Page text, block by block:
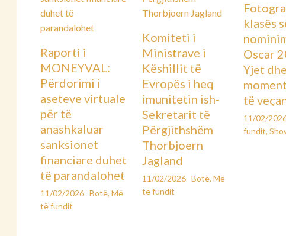
Raporti i
MONEYVAL:
Përdorimi i
aseteve virtuale
për të
anashkaluar
sanksionet
financiare duhet
të parandalohet
11/02/2026 Botë, Më
të fundit
Komiteti i
Ministrave i
Këshillit të
Evropës i heq
imunitetin ish-
Sekretarit të
Përgjithshëm
Thorbjoern
Jagland
11/02/2026 Botë, Më
të fundit
klasës
Oscar
Yjet dhe
të
11/02/
fundit,